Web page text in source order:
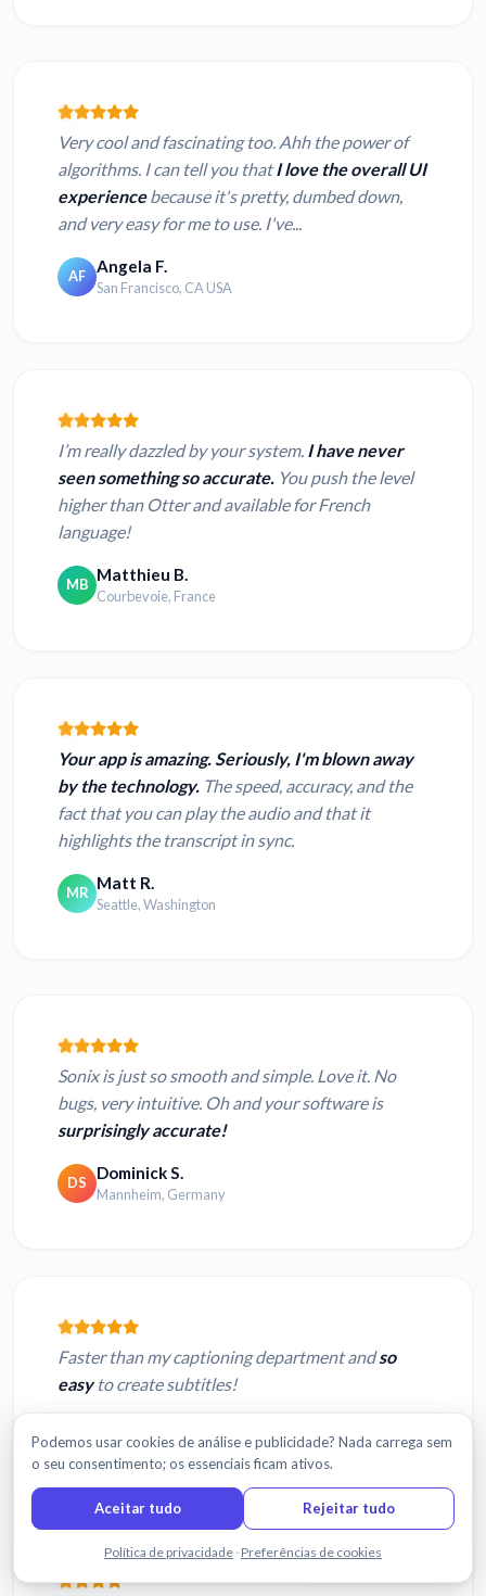
Very cool and fascinating too. Ahh the power of
algorithms. I can tell you thatI love the overall UI
experiencebecause it's pretty, dumbed down,
and very easy for me to use. I've...
AF Angela F.
San Francisco, CA USA
I’m really dazzled by your system. I have never
seen something so accurate. You push the level
higher than Otter and available for French
language!
MB Matthieu B.
Courbevoie, France
Your app is amazing. Seriously, I'm blown away
by the technology. The speed, accuracy, and the
fact that you can play the audio and that it
highlights the transcript in sync.
MR Matt R.
Seattle, Washington
Sonix is just so smooth and simple. Love it. No
bugs, very intuitive. Oh and your software is
surprisingly accurate!
DS Dominick S.
Mannheim, Germany
Faster than my captioning department andso
easyto create subtitles!
AL
Hilton, NY, USA
Fale connosco
Podemos usar cookies de análise e publicidade? Nada carrega sem
o seu consentimento; os essenciais ficam ativos.
Aceitar tudo Rejeitar tudo
Política de privacidade · Preferências de cookies